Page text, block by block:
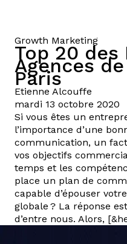
Growth Marketing
Top 20
Agences
Paris
Etienne Alcouffe
mardi 13 octobre 2020
Si vous êtes un
l’importance d’une
communication, un
vos objectifs
temps et les
place un plan de
capable d’épouser
globale ? La réponse
d’entre nous. Alors,